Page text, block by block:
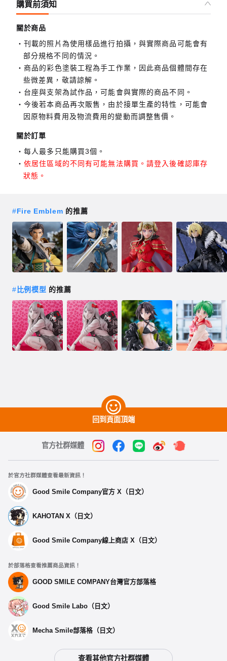
購買前須知
關於商品
刊載的照片為使用樣品進行拍攝，與實際商品可能會有
部分規格不同的情況。
商品的彩色塗裝工程為手工作業，因此商品個體間存在
些微差異，敬請諒解。
台座與支架為試作品，可能會與實際的商品不同。
今後若本商品再次販售，由於接單生產的特性，可能會
因原物料費用及物流費用的變動而調整售價。
關於訂單
每人最多只能購買3個。
依居住區域的不同有可能無法購買。請登入後確認庫存
狀態。
#Fire Emblem 的推薦
# 比例模型 的推薦
回到頁面頂端
官方社群媒體
於官方社群媒體查看最新資訊！
Good Smile Company官方 X（日文）
KAHOTAN X（日文）
Good Smile Company線上商店 X（日文）
於部落格查看推薦商品資訊！
GOOD SMILE COMPANY台灣官方部落格
Good Smile Labo（日文）
Mecha Smile部落格（日文）
查看其他官方社群媒體